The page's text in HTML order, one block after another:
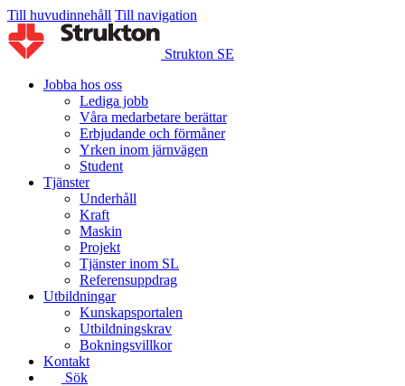
Till huvudinnehåll Till navigation
Strukton SE
Jobba hos oss
Lediga jobb
Våra medarbetare berättar
Erbjudande och förmåner
Yrken inom järnvägen
Student
Tjänster
Underhåll
Kraft
Maskin
Projekt
Tjänster inom SL
Referensuppdrag
Utbildningar
Kunskapsportalen
Utbildningskrav
Bokningsvillkor
Kontakt
Sök